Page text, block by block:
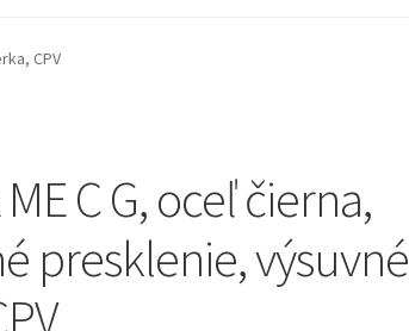
CPV
ME C G, oceľ čierna,
presklenie, výsuvné